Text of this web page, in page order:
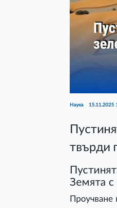
Наука 15.11.2025
твърди
Земята
Проучване